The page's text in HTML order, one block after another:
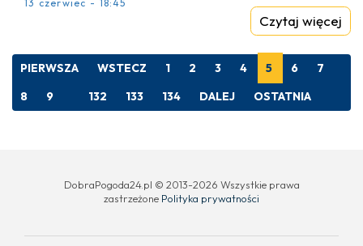
13 czerwiec - 18:45
Czytaj więcej
PIERWSZA WSTECZ 1 2 3 4 5 6
7
8
9 132 133 134 DALEJ OSTATNIA
DobraPogoda24.pl © 2013-2026 Wszystkie prawa
zastrzeżone Polityka prywatności